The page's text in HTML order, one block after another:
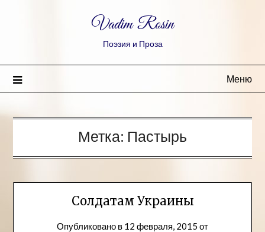
Vadim Rosin
Поэзия и Проза
Меню
Метка: Пастырь
Солдатам Украины
Опубликовано в 12 февраля, 2015 от